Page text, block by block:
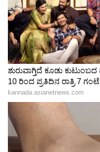
Shetty speech |
ಶೇ.50 ರಿಂದ ಶೇ.18 ಕ್ಕೆ
ಟ್ರಂಪ್ ಐತಿಹಾಸಿಕ
Trade Deal | Party